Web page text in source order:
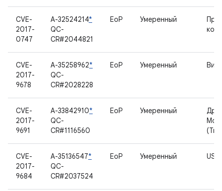
CVE-
2017-
0747
A-32524214*
QC-
CR#2044821
EoP Умеренный
CVE-
2017-
9678
A-35258962*
QC-
CR#2028228
EoP Умеренный
CVE-
2017-
9691
A-33842910*
QC-
CR#1116560
EoP Умеренный
CVE-
2017-
9684
A-35136547*
QC-
CR#2037524
EoP Умеренный